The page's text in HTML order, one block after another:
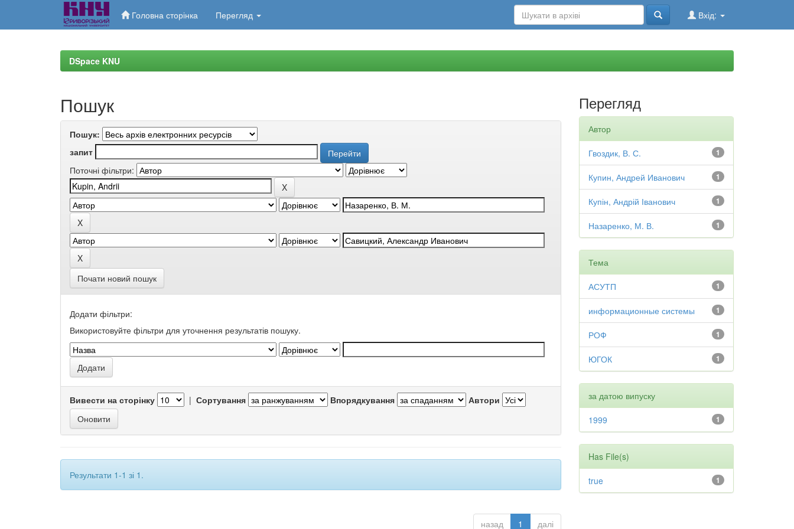
Головна сторінка Перегляд Вхід:
DSpace KNU
Пошук
Пошук:
запит
Поточні фільтри:
Почати новий пошук
Додати фільтри:
Використовуйте фільтри для уточнення результатів пошуку.
Вивести на сторінку | Сортування Впорядкування Автори
Результати 1-1 зі 1.
назад 1 далі
Перегляд
Автор
1
Гвоздик, В. С.
1
Купин, Андрей Иванович
1
Купін, Андрій Іванович
1
Назаренко, М. В.
Тема
1
АСУТП
1
информационные системы
1
РОФ
1
ЮГОК
за датою випуску
1
1999
Has File(s)
1
true